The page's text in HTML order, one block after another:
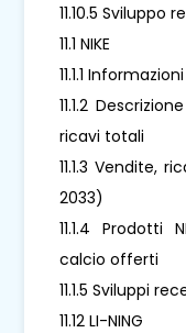
11.10.5 Sviluppo
11.1 NIKE
11.1.1
11.1.2
ricavi totali
11.1.3 Vendite,
2033)
11.1.4 Prodotti
calcio offerti
11.1.5 Sviluppi
11.12 LI-NING